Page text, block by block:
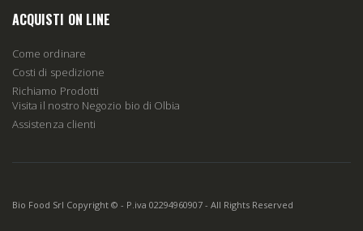
ACQUISTI ON LINE
Come ordinare
Costi di spedizione
Richiamo Prodotti
Visita il nostro Negozio bio di Olbia
Assistenza clienti
Bio Food Srl Copyright © - P.iva 02294960907 - All Rights Reserved